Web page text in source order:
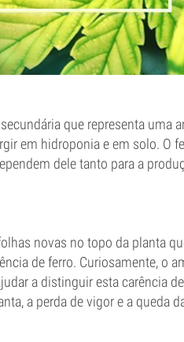
que representa uma
em hidroponia e em solo. O
dele tanto para a
novas no topo da planta
de ferro. Curiosamente, o
a distinguir esta carência
a perda de vigor e a queda